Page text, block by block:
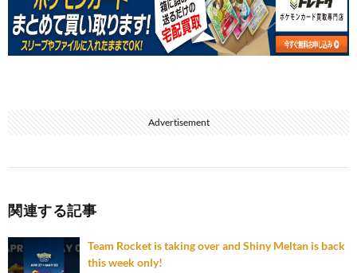
Advertisement
関連する記事
Team Rocket is taking over and Shiny Meltan is back
this week only!